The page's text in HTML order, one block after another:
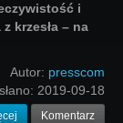
i
krzesła – na
Autor: presscom
2019-09-18
Komentarz